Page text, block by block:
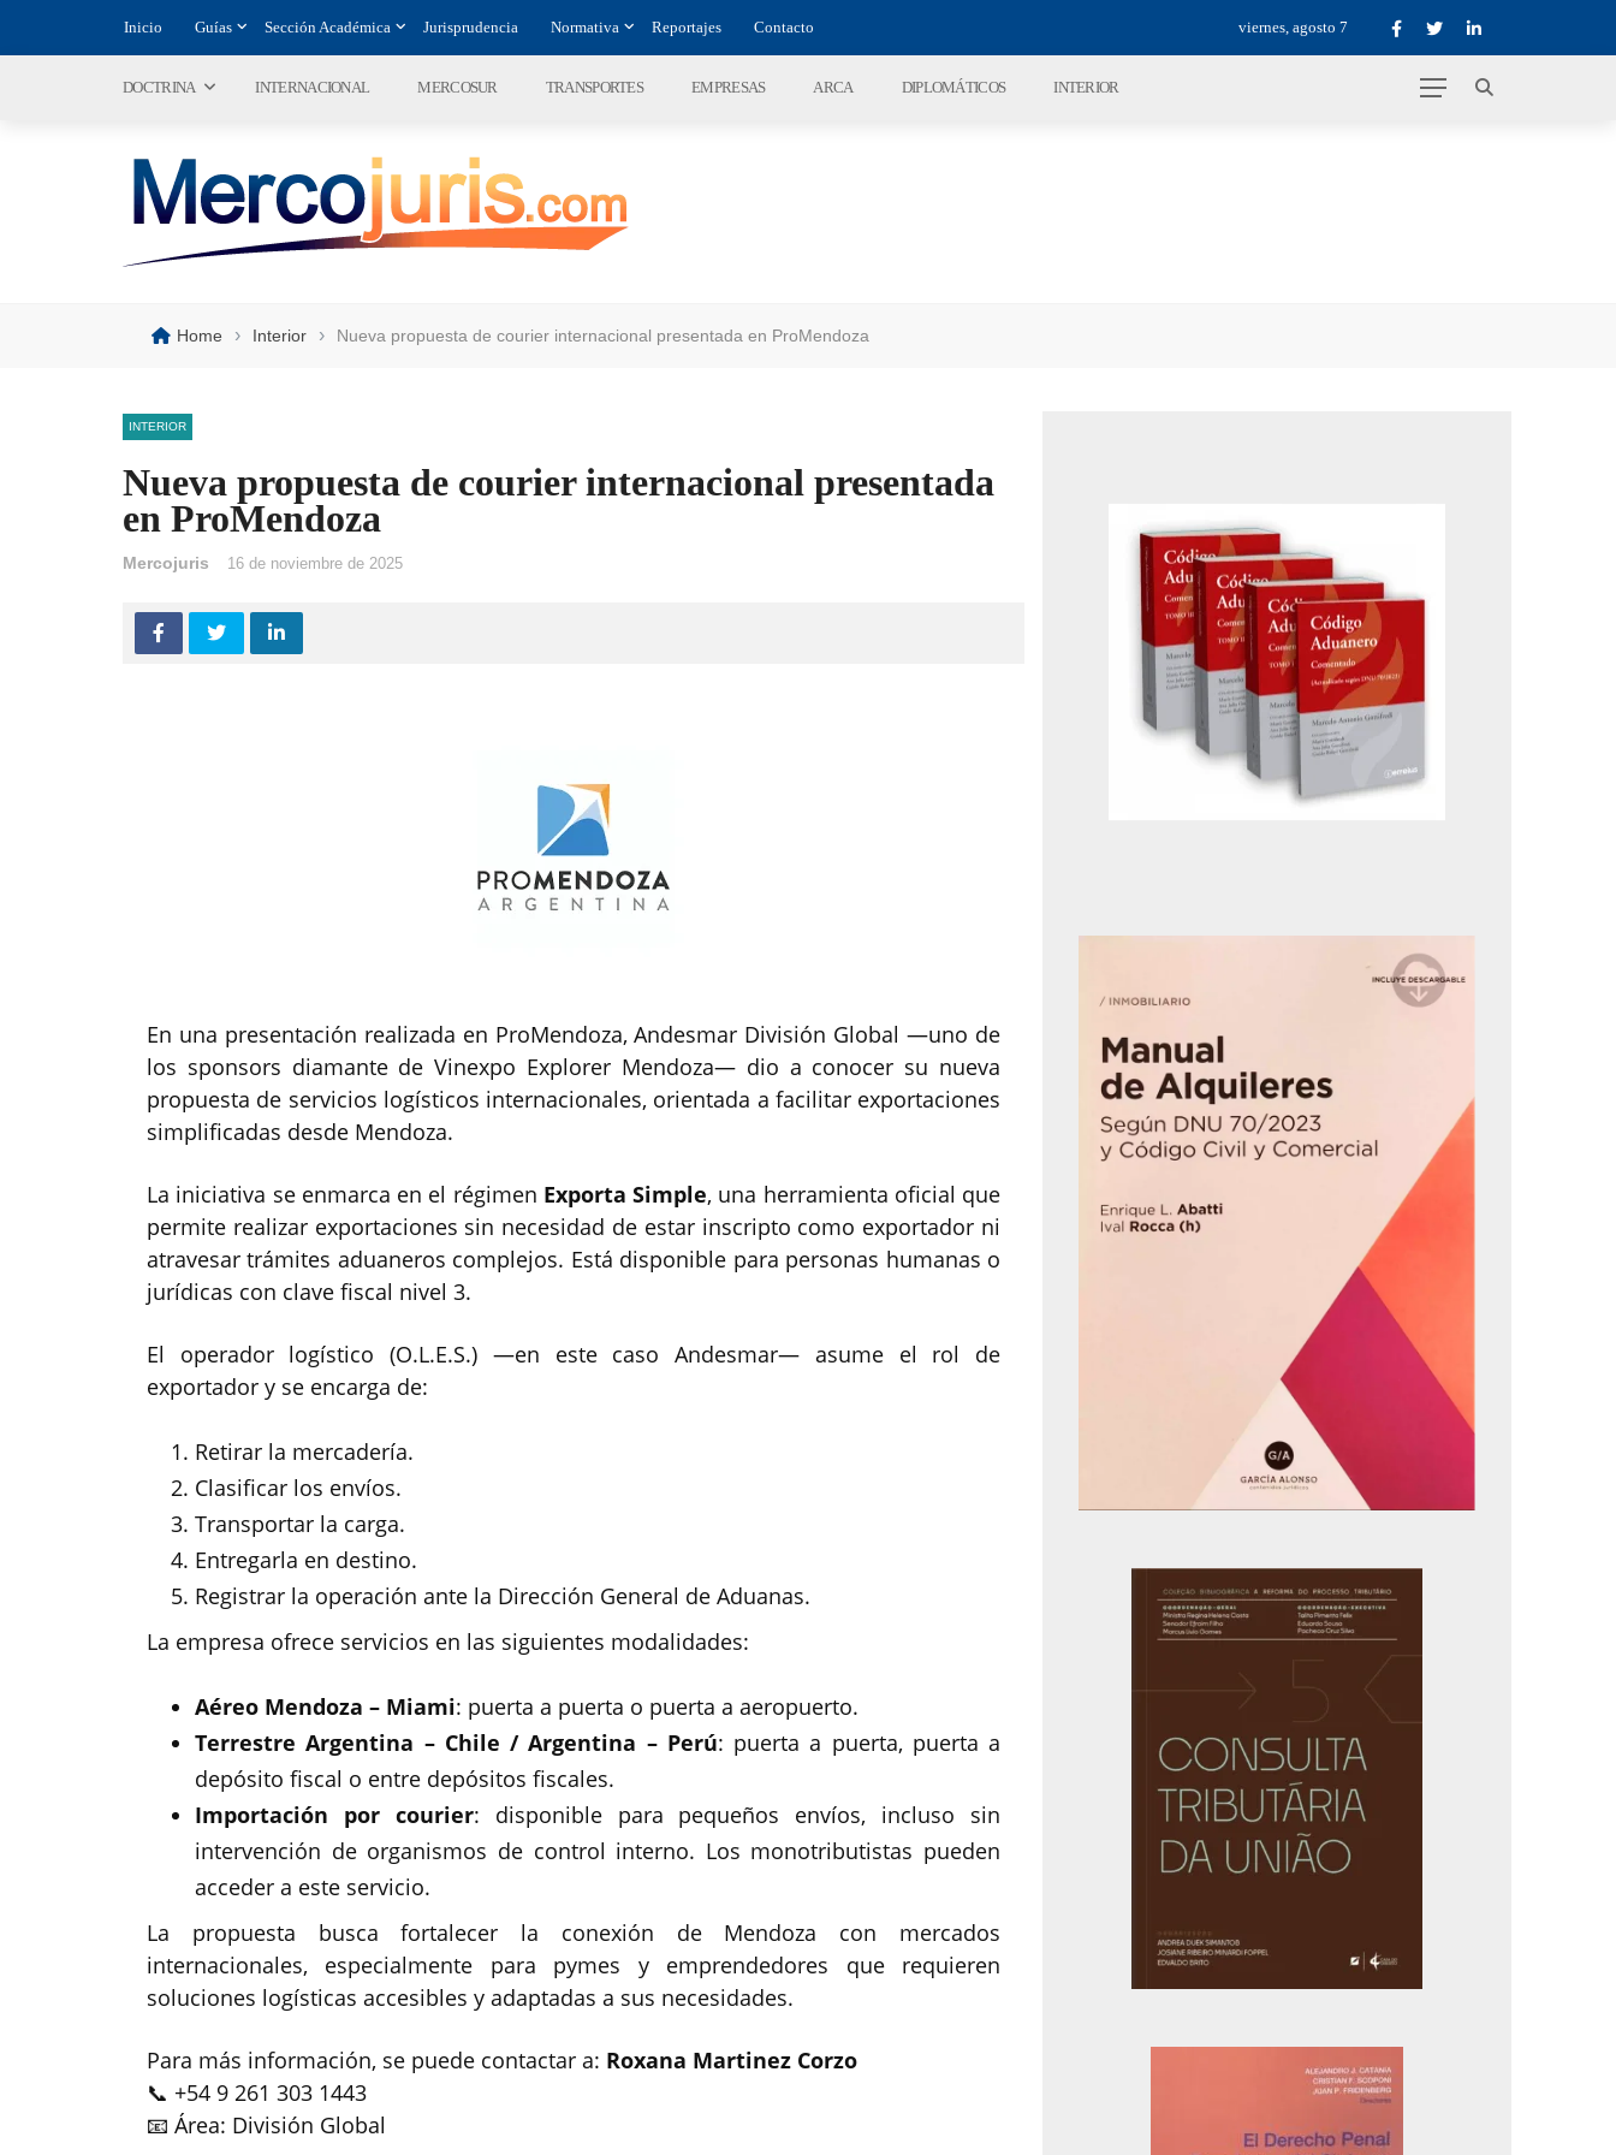
Inicio Guías Sección Académica Jurisprudencia Normativa Reportajes Contacto viernes, agosto 7
DOCTRINA INTERNACIONAL MERCOSUR TRANSPORTES EMPRESAS ARCA DIPLOMÁTICOS INTERIOR
Home › Interior › Nueva propuesta de courier internacional presentada en ProMendoza
INTERIOR
Nueva propuesta de courier internacional presentada
en ProMendoza
Mercojuris 16 de noviembre de 2025
En una presentación realizada en ProMendoza, Andesmar División Global —uno de
los sponsors diamante de Vinexpo Explorer Mendoza— dio a conocer su nueva
propuesta de servicios logísticos internacionales, orientada a facilitar exportaciones
simplificadas desde Mendoza.
La iniciativa se enmarca en el régimen Exporta Simple, una herramienta oficial que
permite realizar exportaciones sin necesidad de estar inscripto como exportador ni
atravesar trámites aduaneros complejos. Está disponible para personas humanas o
jurídicas con clave fiscal nivel 3.
El operador logístico (O.L.E.S.) —en este caso Andesmar— asume el rol de
exportador y se encarga de:
Retirar la mercadería.
Clasificar los envíos.
Transportar la carga.
Entregarla en destino.
Registrar la operación ante la Dirección General de Aduanas.
La empresa ofrece servicios en las siguientes modalidades:
Aéreo Mendoza – Miami: puerta a puerta o puerta a aeropuerto.
Terrestre Argentina – Chile / Argentina – Perú: puerta a puerta, puerta a
depósito fiscal o entre depósitos fiscales.
Importación por courier: disponible para pequeños envíos, incluso sin
intervención de organismos de control interno. Los monotributistas pueden
acceder a este servicio.
La propuesta busca fortalecer la conexión de Mendoza con mercados
internacionales, especialmente para pymes y emprendedores que requieren
soluciones logísticas accesibles y adaptadas a sus necesidades.
Para más información, se puede contactar a: Roxana Martinez Corzo
📞 +54 9 261 303 1443
📧 Área: División Global